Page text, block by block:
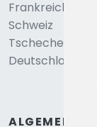
Frankreich
Schweiz
Tschechei
Deutschland
ALGEMEIN